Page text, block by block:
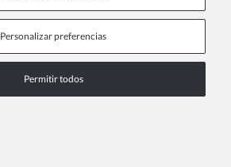
Personalizar preferencias
Permitir todos